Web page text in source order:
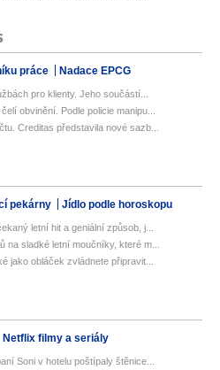
práce Nadace EPCG
pro klienty. Jeho součástí...
obvinění. Podle policie manipu...
Creditas představila nové sazb...
pekárny Jídlo podle horoskopu
letní hit a geniální způsob, j...
sladké letní moučníky, které m...
jako obláček zvládnete připravit...
Netflix filmy a seriály
Soni v hotelu poštípaly štěnice...